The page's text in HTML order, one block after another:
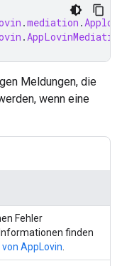
.mediation .
.
Meldungen, die
wenn eine
Fehler
finden
AppLovin.